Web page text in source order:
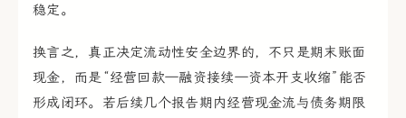
稳定。
换言之，真正决定流动性安全边界的，不只是期末账面
现金，而是“经营回款—融资接续—资本开支收缩”能否
形成闭环。若后续几个报告期内经营现金流与债务期限